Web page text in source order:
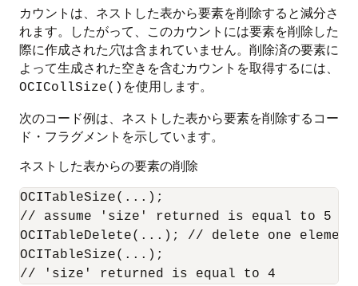
カウントは、ネストした表から要素を削除すると減分さ
れます。したがって、このカウントには要素を削除した
際に作成された 穴は含まれていません。削除済の要素に
よって生成された空きを含むカウントを取得するには、
OCICollSize() を使用します。
次のコード例は、ネストした表から要素を削除するコー
ド・フラグメントを示しています。
ネストした表からの要素の削除
OCITableSize(...);
// assume 'size' returned is equal to 5
OCITableDelete(...); // delete one element
OCITableSize(...);